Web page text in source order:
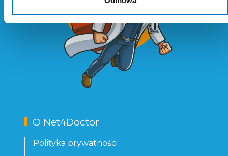
O Net4Doctor
Polityka prywatności